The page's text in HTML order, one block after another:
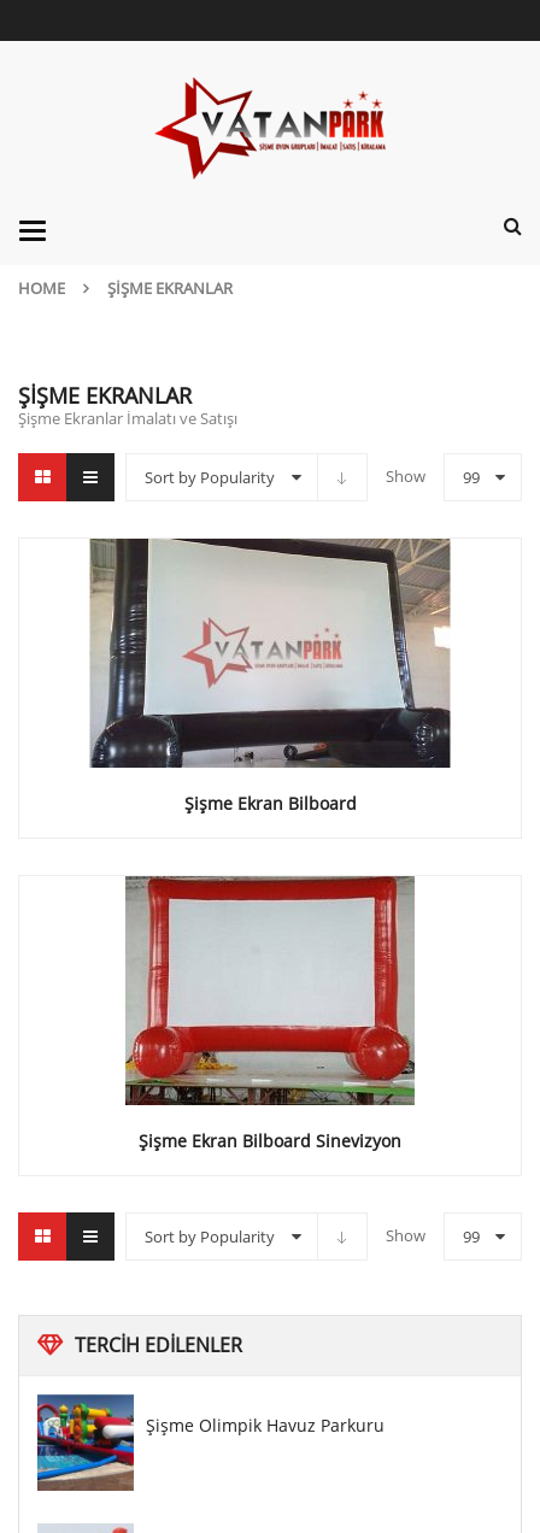
Categories
HOME ŞIŞME EKRANLAR
TERCIH EDILENLER
Şişme Olimpik Havuz Parkuru
ŞIŞME EKRANLAR
Şişme Ekranlar İmalatı ve Satışı
Sort by Popularity Show 99
Şişme Ekran Bilboard
Şişme Ekran Bilboard Sinevizyon
Sort by Popularity Show 99